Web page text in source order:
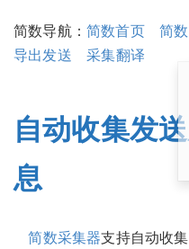
简数导航： 简数首页 简
导出发送
采集翻译
自动收集发
息
简数采集器支持自动收